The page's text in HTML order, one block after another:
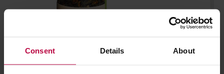
Consent Details About